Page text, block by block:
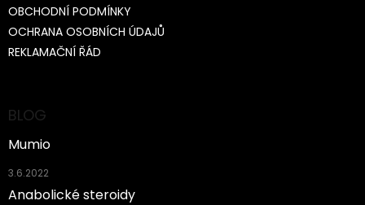
OBCHODNÍ PODMÍNKY
OCHRANA OSOBNÍCH ÚDAJŮ
REKLAMAČNÍ ŘÁD
BLOG
Mumio
3.6.2022
Anabolické steroidy